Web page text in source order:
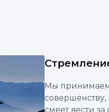
Мы
совершенству,
смеет вести за